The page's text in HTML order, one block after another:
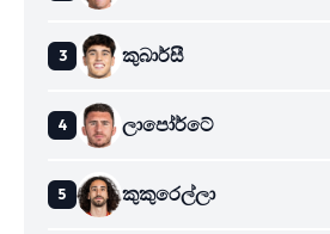
කුබාර්සී
ලාපෝර්ටේ
කුකුරෙල්ලා